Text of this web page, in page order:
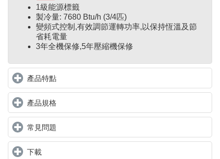
1級能源標籤
製冷量: 7680 Btu/h (3/4匹)
變頻式控制 ,有效調節運轉功率,以保持恆溫及節
省耗電量
3年全機保修,5年壓縮機保修
產品特點click to expand contents
產品規格
常見問題
下載click to expand contents